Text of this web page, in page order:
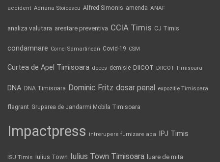
accident Adriana Stoicescu Alfred Simonis amenda ANAF
analiza valutara arestare preventiva CCIA Timis CJ Timis
condamnare Cornel Samartinean Covid-19 CSM
Curtea de Apel Timisoara deces demisie DIICOT DIICOT Timisoara
DNA DNA Timisoara Dominic Fritz dosar penal expozitie Timisoara
flagrant Gruparea de Jandarmi Mobila Timisoara
Impactpress intrerupere furnizare apa IPJ Timis
ISU Timis Iulius Town Iulius Town Timisoara luare de mita